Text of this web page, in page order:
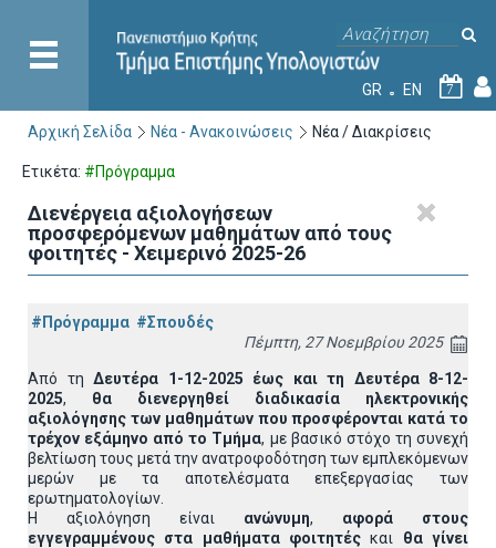
GR EN 7
Αρχική Σελίδα Νέα - Ανακοινώσεις Νέα / Διακρίσεις
Ετικέτα: #Πρόγραμμα
Διενέργεια αξιολογήσεων
προσφερόμενων μαθημάτων από τους
φοιτητές - Χειμερινό 2025-26
#Πρόγραμμα #Σπουδές
Πέμπτη, 27 Νοεμβρίου 2025
Από τη Δευτέρα 1-12-2025 έως και τη Δευτέρα 8-12-
2025,
θα διενεργηθεί διαδικασία ηλεκτρονικής
αξιολόγησης των μαθημάτων που προσφέρονται κατά το
τρέχον εξάμηνο από το Τμήμα, με βασικό στόχο τη συνεχή
βελτίωση τους μετά την ανατροφοδότηση των εμπλεκόμενων
μερών με τα αποτελέσματα επεξεργασίας των
ερωτηματολογίων.
Η αξιολόγηση είναι
ανώνυμη,
αφορά στους
εγγεγραμμένους στα μαθήματα φοιτητές και
θα γίνει